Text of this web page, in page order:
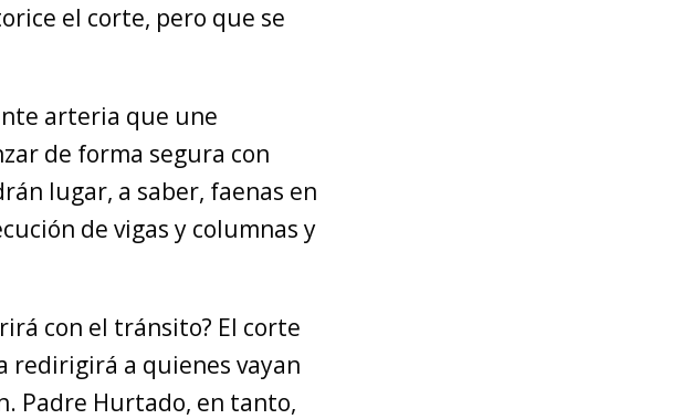
el corte, pero que se
arteria que une
de forma segura con
lugar, a saber, faenas en
de vigas y columnas y
con el tránsito? El corte
redirigirá a quienes vayan
Padre Hurtado, en tanto,